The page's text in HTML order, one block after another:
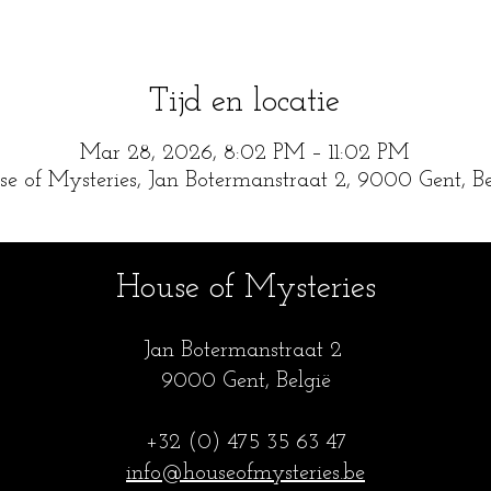
Tijd en locatie
Mar 28, 2026, 8:02 PM – 11:02 PM
of Mysteries, Jan Botermanstraat 2, 9000 Gent,
House of Mysteries
Jan Botermanstraat 2
9000 Gent, België
+32 (0) 475 35 63 47
info@houseofmysteries.be